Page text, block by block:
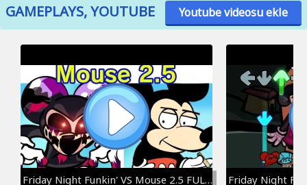
GAMEPLAYS, YOUTUBE Youtube videosu ekle
Friday Night Funkin' VS Mouse 2.5 FULL WEEK | Mickey Mouse Update (FNF Mod) (Official) (Creepypasta)